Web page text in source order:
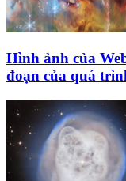
Hình ảnh của
đoạn của quá